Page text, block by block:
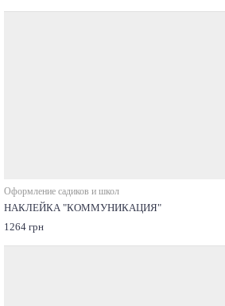
Оформление садиков и школ
НАКЛЕЙКА "КОММУНИКАЦИЯ"
1264 грн